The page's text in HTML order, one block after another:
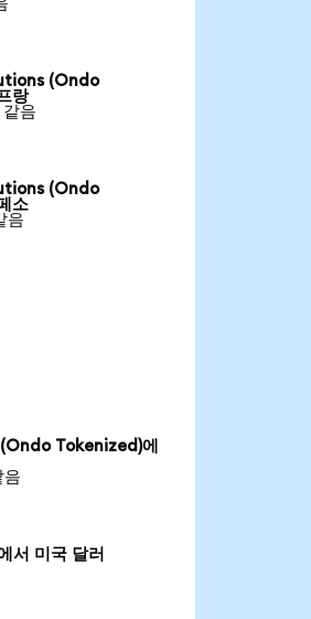
(Ondo
랑
같음
(Ondo
소
음
Tokenized)에
음
서 미국 달러